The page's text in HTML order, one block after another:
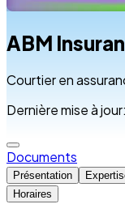
ABM
Courtier en
Dernière mise à
Documents
Présentation
Horaires